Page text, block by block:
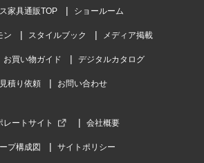
家具通販TOP ショールーム
ン スタイルブック メディア掲載
お買い物ガイド デジタルカタログ
積り依頼 お問い合わせ
レートサイト 会社概要
プ構成図 サイトポリシー